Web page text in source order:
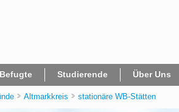
Studierende Über Uns
Altmarkkreis stationäre WB-Stätten